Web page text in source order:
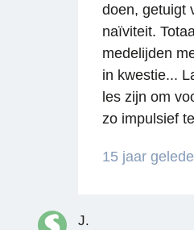
doen, getuigt
naïviteit.
medelijden
in kwestie...
les zijn om
zo impulsief
15 jaar
J.